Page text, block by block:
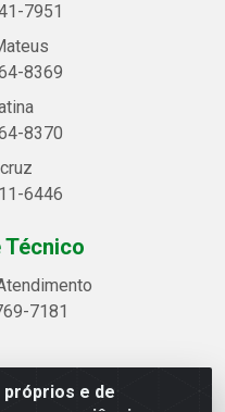
e de
7951
8369
8370
6446
Técnico
7181
Alegre, 2521 -